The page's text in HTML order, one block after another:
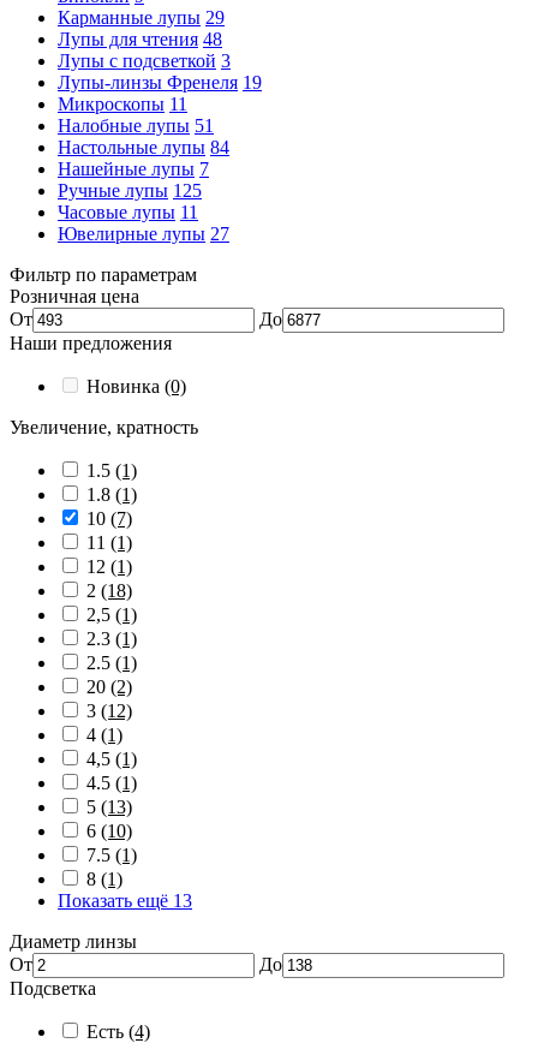
Карманные лупы 29
Лупы для чтения 48
Лупы с подсветкой 3
Лупы-линзы Френеля 19
Микроскопы 11
Налобные лупы 51
Настольные лупы 84
Нашейные лупы 7
Ручные лупы 125
Часовые лупы 11
Ювелирные лупы 27
Фильтр по параметрам
Розничная цена
От
До
Наши предложения
Новинка (0)
Увеличение, кратность
1.5 (1)
1.8 (1)
10 (7)
11 (1)
12 (1)
2 (18)
2,5 (1)
2.3 (1)
2.5 (1)
20 (2)
3 (12)
4 (1)
4,5 (1)
4.5 (1)
5 (13)
6 (10)
7.5 (1)
8 (1)
Показать ещё 13
Диаметр линзы
От
До
Подсветка
Есть (4)